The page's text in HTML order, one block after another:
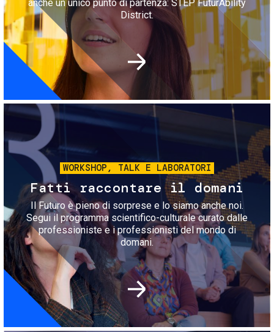
anche un unico punto di partenza: STEP FuturAbility
District.
Immagine
WORKSHOP, TALK E LABORATORI
Fatti raccontare il domani
Il Futuro è pieno di sorprese e lo siamo anche noi.
Segui il programma scientifico-culturale curato dalle
professioniste e i professionisti del mondo di
domani.